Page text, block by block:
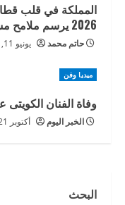
2026 يرسم ملامح مستقبل الاستدامة والابتكار المائي
حاتم محمد يونيو 11, 2026
ميديا وفن
وفاة الفنان
الخبر اليوم أكتوبر 21, 2023
البحث